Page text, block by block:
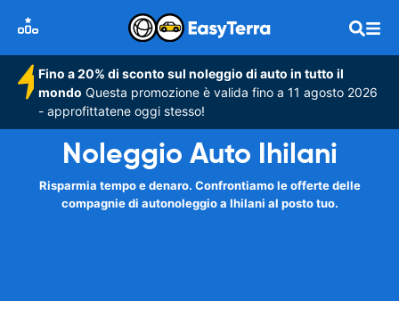
Fino a 20% di sconto sul noleggio di auto in tutto il
mondo Questa promozione è valida fino a 11 agosto 2026
- approfittatene oggi stesso!
Noleggio Auto Ihilani
Risparmia tempo e denaro. Confrontiamo le offerte delle
compagnie di autonoleggio a Ihilani al posto tuo.